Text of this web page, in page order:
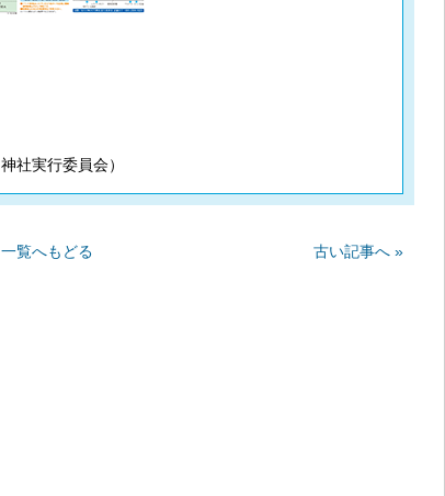
社実行委員会）
一覧へもどる 古い記事へ »